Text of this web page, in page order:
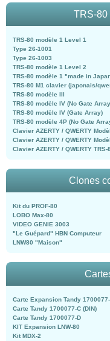
TRS-80
TRS-80 modèle 1 Level 1
Type 26-1001
Type 26-1003
TRS-80 modèle 1 Level 2
TRS-80 modèle 1 "made in
TRS-80 M1 clavier (japonais/
TRS-80 modèle III
TRS-80 modèle IV (No Gate
TRS-80 modèle IV (Gate Array)
TRS-80 modèle 4P (No Gate
Clavier AZERTY / QWERTY
Clavier AZERTY / QWERTY
Clavier AZERTY / QWERTY TRS-
Clones
Kit du PROF-80
LOBO Max-80
VIDEO GENIE 3003
"Le Guépard" HBN Computeur
LNW80 "Maison"
Carte Expansion Tandy
Carte Tandy 1700077-C (DIN)
Carte Tandy 1700077-D
KIT Expansion LNW-80
Kit MDX-2